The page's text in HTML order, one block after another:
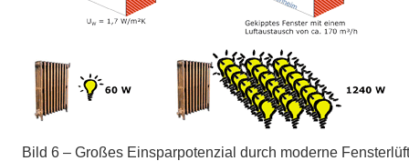
Bild 6 – Großes Einsparpotenzial durch moderne